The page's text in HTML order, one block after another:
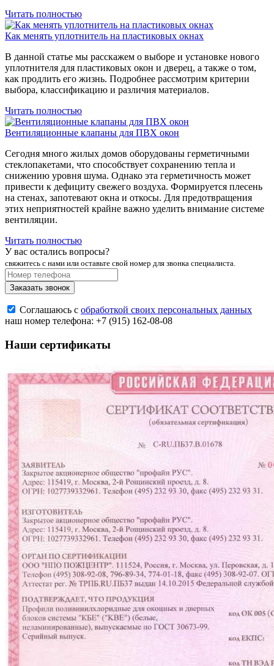
Читать полностью
Как менять уплотнитель на пластиковых окнах
В данной статье мы расскажем о выборе и установке нового
уплотнителя для пластиковых окон и дверец, а также о том,
как продлить его жизнь. Подробнее рассмотрим критерии
выбора, классификацию и различия материалов.
Читать полностью
Вентиляционные клапаны для ПВХ окон
Сегодня много жилых домов оборудованы герметичными
стеклопакетами, что способствует сохранению тепла и
снижению уровня шума. Однако эта герметичность может
привести к дефициту свежего воздуха. Формируется плесень
на стенах, запотевают окна и откосы. Для предотвращения
этих неприятностей крайне важно уделить внимание системе
вентиляции.
Читать полностью
У вас остались вопросы?
свяжитесь с нами или оставьте свой номер для звонка специалиста.
Заказать звонок
Соглашаюсь с обработкой своих персональных данных
наш номер телефона: +7 (915) 162-08-08
Наши сертификаты